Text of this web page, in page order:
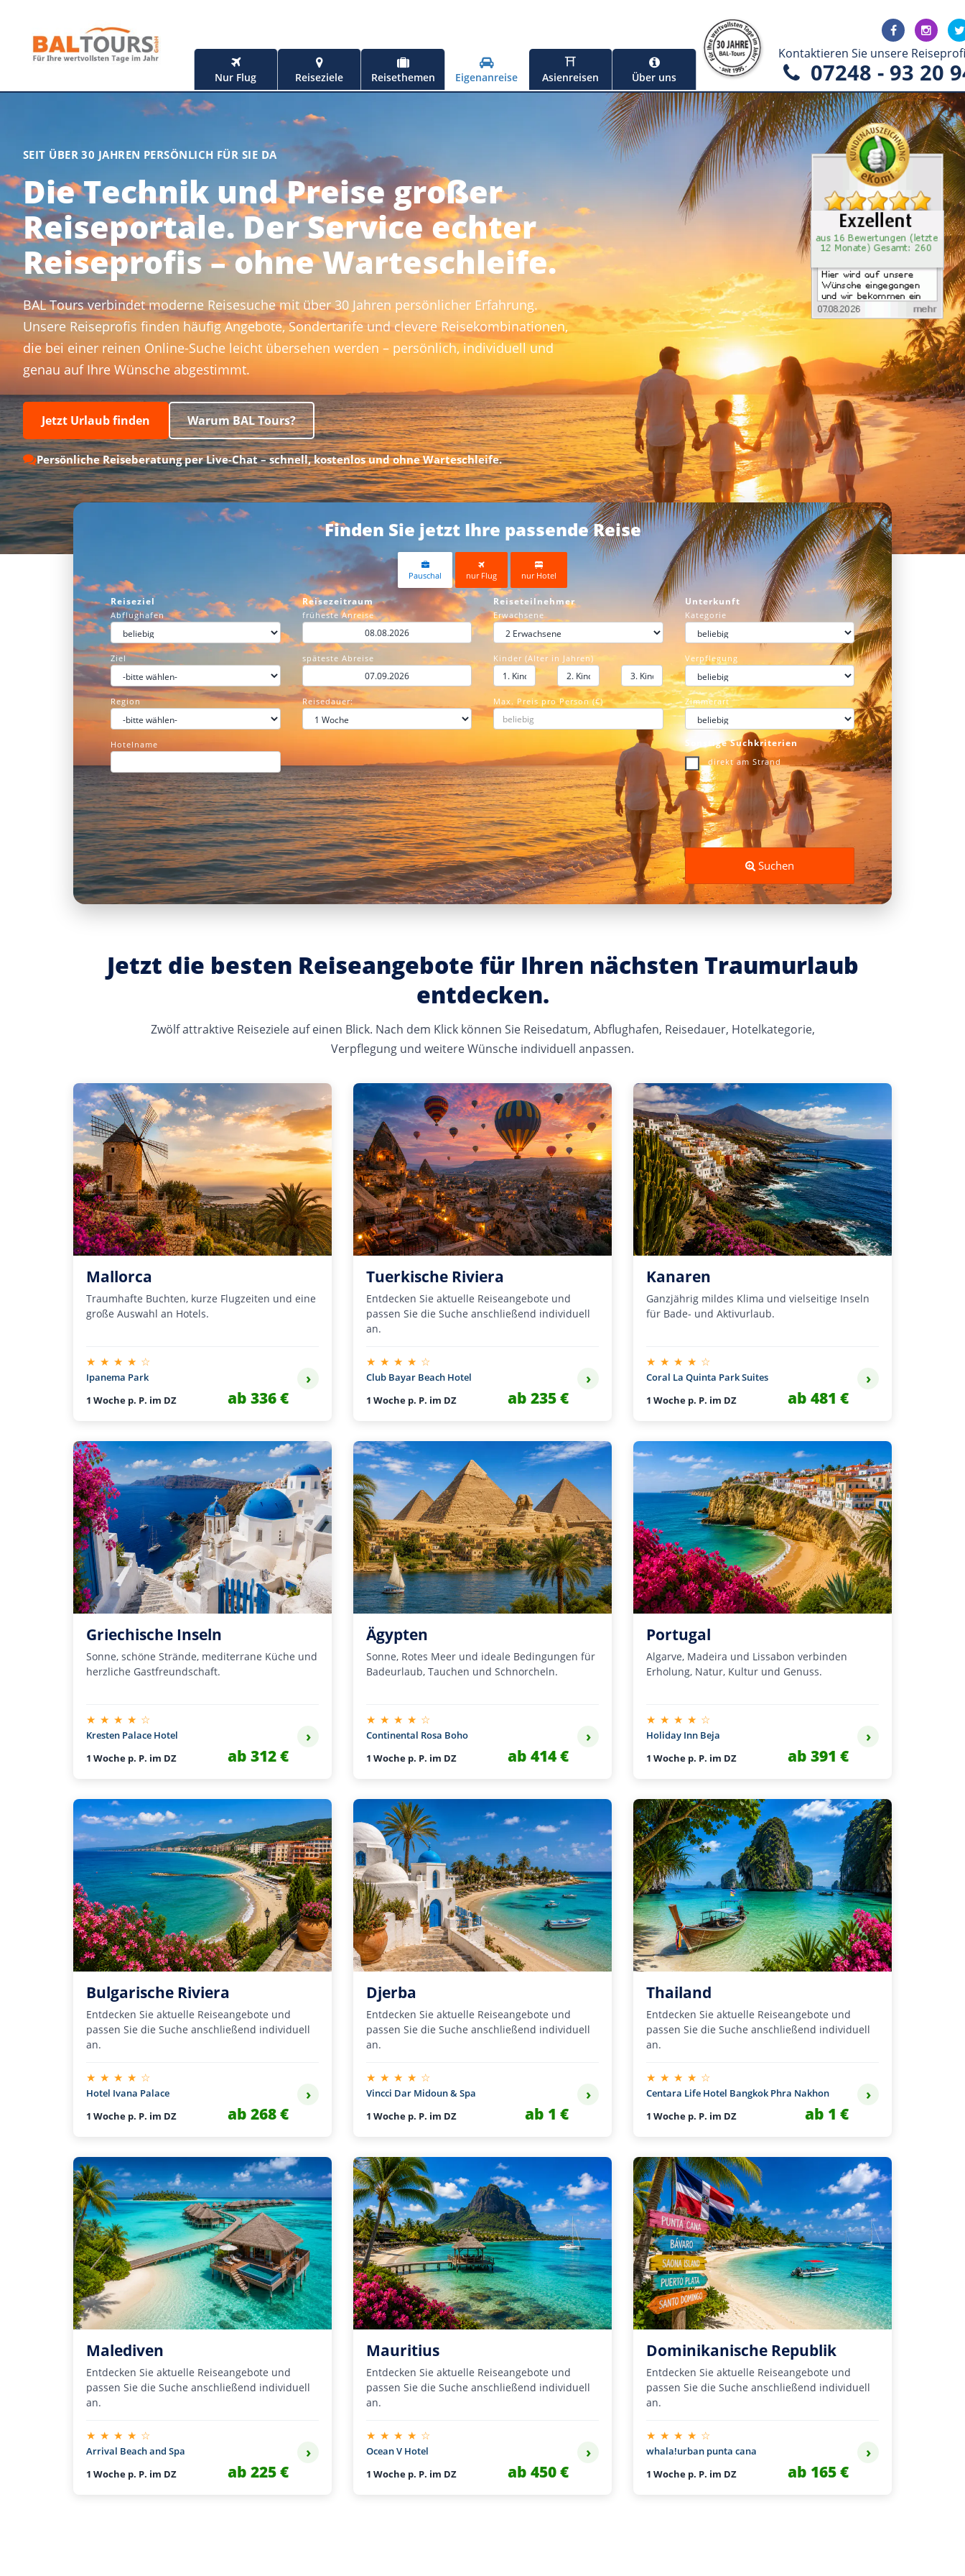
Nur Flug Reiseziele Reisethemen Eigenanreise
⛩
Asienreisen
Über uns
Kontaktieren Sie unsere
07248 - 93 20
SEIT ÜBER 30 JAHREN PERSÖNLICH FÜR SIE DA
Die Technik und Preise großer
Reiseportale. Der Service echter
Reiseprofis – ohne Warteschleife.
BAL Tours verbindet moderne Reisesuche mit über 30 Jahren persönlicher Erfahrung.
Unsere Reiseprofis finden häufig Angebote, Sondertarife und clevere Reisekombinationen,
die bei einer reinen Online-Suche leicht übersehen werden – persönlich, individuell und
genau auf Ihre Wünsche abgestimmt.
Jetzt Urlaub finden Warum BAL Tours?
Persönliche Reiseberatung per Live-Chat – schnell, kostenlos und ohne Warteschleife.
Finden Sie jetzt Ihre passende Reise
Pauschal nur Flug nur Hotel
Reiseziel
Abflughafen
Ziel
Region
Hotelname
Reisezeitraum
früheste Anreise
späteste Abreise
Reisedauer:
Reiseteilnehmer
Erwachsene
Kinder (Alter in Jahren)
Max. Preis pro Person (€)
Unterkunft
Kategorie
Verpflegung
Zimmerart
Sonstige Suchkriterien
direkt am Strand
Suchen
Jetzt die besten Reiseangebote für Ihren nächsten Traumurlaub
entdecken.
Zwölf attraktive Reiseziele auf einen Blick. Nach dem Klick können Sie Reisedatum, Abflughafen, Reisedauer, Hotelkategorie,
Verpflegung und weitere Wünsche individuell anpassen.
Mallorca
Traumhafte Buchten, kurze Flugzeiten und eine
große Auswahl an Hotels.
★ ★ ★ ★ ☆
Ipanema Park
1 Woche p. P. im DZ
ab 336 €
›
Tuerkische Riviera
Entdecken Sie aktuelle Reiseangebote und
passen Sie die Suche anschließend individuell
an.
★ ★ ★ ★ ☆
Club Bayar Beach Hotel
1 Woche p. P. im DZ
ab 235 €
›
Kanaren
Ganzjährig mildes Klima und vielseitige Inseln
für Bade- und Aktivurlaub.
★ ★ ★ ★ ☆
Coral La Quinta Park Suites
1 Woche p. P. im DZ
ab 481 €
›
Griechische Inseln
Sonne, schöne Strände, mediterrane Küche und
herzliche Gastfreundschaft.
★ ★ ★ ★ ☆
Kresten Palace Hotel
1 Woche p. P. im DZ
ab 312 €
›
Ägypten
Sonne, Rotes Meer und ideale Bedingungen für
Badeurlaub, Tauchen und Schnorcheln.
★ ★ ★ ★ ☆
Continental Rosa Boho
1 Woche p. P. im DZ
ab 414 €
›
Portugal
Algarve, Madeira und Lissabon verbinden
Erholung, Natur, Kultur und Genuss.
★ ★ ★ ★ ☆
Holiday Inn Beja
1 Woche p. P. im DZ
ab 391 €
›
Bulgarische Riviera
Entdecken Sie aktuelle Reiseangebote und
passen Sie die Suche anschließend individuell
an.
★ ★ ★ ★ ☆
Hotel Ivana Palace
1 Woche p. P. im DZ
ab 268 €
›
Djerba
Entdecken Sie aktuelle Reiseangebote und
passen Sie die Suche anschließend individuell
an.
★ ★ ★ ★ ☆
Vincci Dar Midoun & Spa
1 Woche p. P. im DZ
ab 1 €
›
Thailand
Entdecken Sie aktuelle Reiseangebote und
passen Sie die Suche anschließend individuell
an.
★ ★ ★ ★ ☆
Centara Life Hotel Bangkok Phra Nakhon
1 Woche p. P. im DZ
ab 1 €
›
Malediven
Entdecken Sie aktuelle Reiseangebote und
passen Sie die Suche anschließend individuell
an.
★ ★ ★ ★ ☆
Arrival Beach and Spa
1 Woche p. P. im DZ
ab 225 €
›
Mauritius
Entdecken Sie aktuelle Reiseangebote und
passen Sie die Suche anschließend individuell
an.
★ ★ ★ ★ ☆
Ocean V Hotel
1 Woche p. P. im DZ
ab 450 €
›
Dominikanische Republik
Entdecken Sie aktuelle Reiseangebote und
passen Sie die Suche anschließend individuell
an.
★ ★ ★ ★ ☆
whala!urban punta cana
1 Woche p. P. im DZ
ab 165 €
›